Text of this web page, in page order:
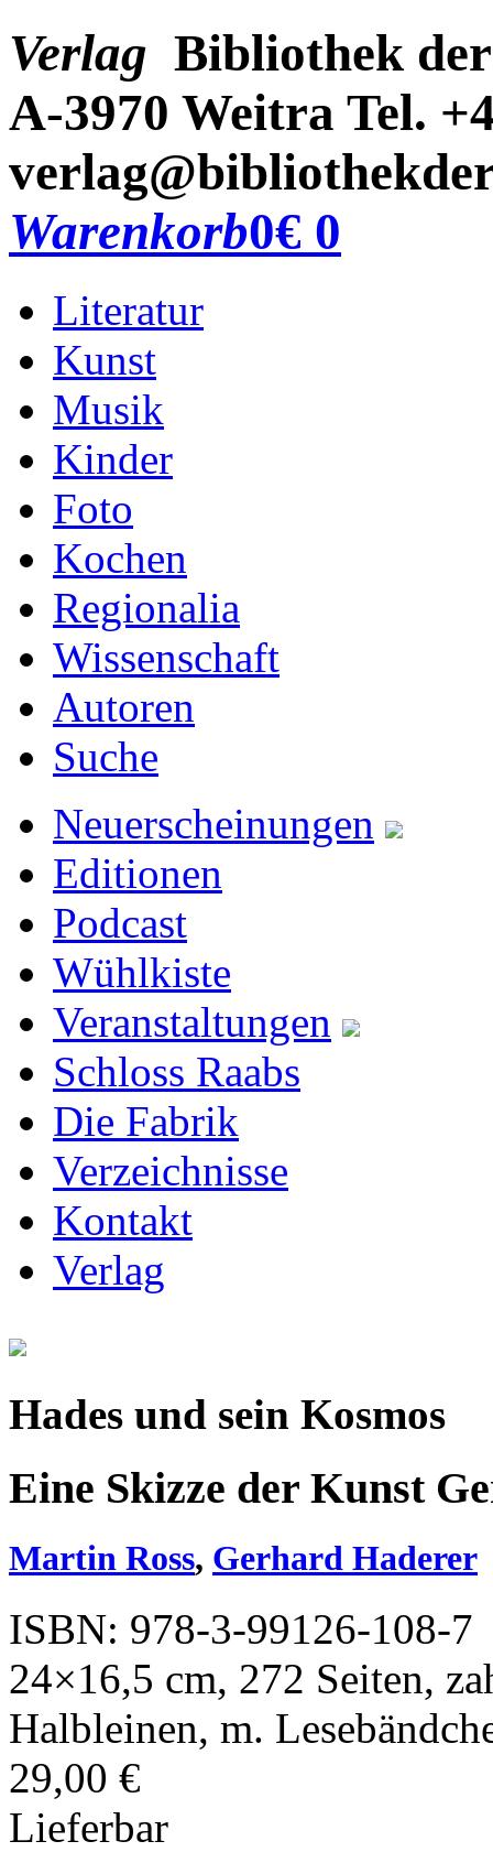
Verlag Bibliothek
A-3970 Weitra Tel.
Warenkorb0€ 0
Literatur
Kunst
Musik
Kinder
Foto
Kochen
Regionalia
Wissenschaft
Autoren
Suche
Neuerscheinungen
Editionen
Podcast
Wühlkiste
Veranstaltungen
Schloss Raabs
Die Fabrik
Verzeichnisse
Kontakt
Verlag
Hades und sein Kosmos
Eine Skizze der Kunst
Martin Ross, Gerhard Haderer
ISBN: 978-3-99126-108-7
24×16,5 cm, 272 Seiten,
Halbleinen, m.
29,00 €
Lieferbar